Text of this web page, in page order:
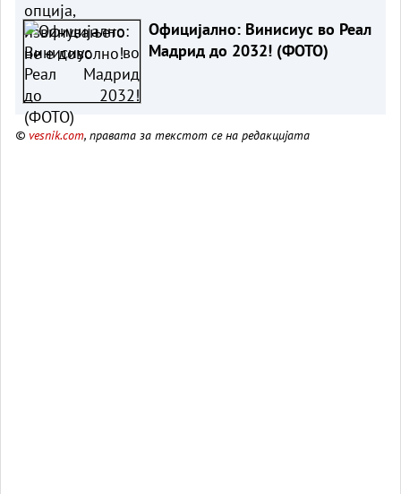
Официјално: Винисиус во Реал
Мадрид до 2032! (ФОТО)
© vesnik.com, правата за текстот се на редакцијата